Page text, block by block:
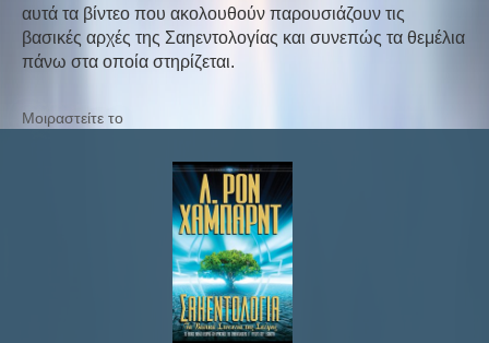
αυτά τα βίντεο που ακολουθούν παρουσιάζουν τις
βασικές αρχές της Σαηεντολογίας και συνεπώς τα θεμέλια
πάνω στα οποία στηρίζεται.
Μοιραστείτε το